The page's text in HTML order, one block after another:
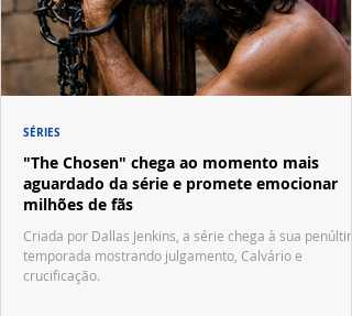
"The Chosen" chega ao momento mais
aguardado da série e promete emocionar
milhões de fãs
Criada por Dallas Jenkins, a série chega à sua
temporada mostrando julgamento, Calvário e
crucificação.
SÉRIES